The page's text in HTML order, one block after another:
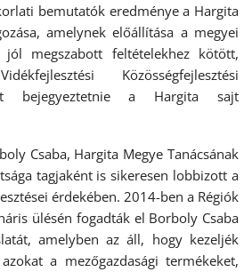
bemutatók eredménye a Hargita
amelynek előállítása a megyei
jól megszabott feltételekhez kötött,
Közösségfejlesztési
bejegyeztetnie a Hargita sajt
Csaba, Hargita Megye Tanácsának
tagjaként is sikeresen lobbizott a
érdekében. 2014-ben a Régiók
ülésén fogadták el Borboly Csaba
amelyben az áll, hogy kezeljék
a mezőgazdasági termékeket,